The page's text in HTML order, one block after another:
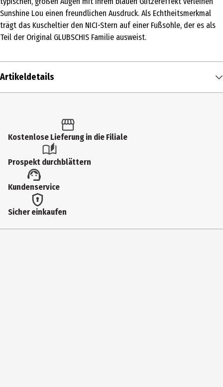
Sunshine Lou einen freundlichen Ausdruck. Als Echtheitsmerkmal
trägt das Kuscheltier den NICI-Stern auf einer Fußsohle, der es als
Teil der Original GLUBSCHIS Familie ausweist.
Artikeldetails
Produkttyp
Kuschelartikel
plushToyPosture
Schlenkernd
Kostenlose Lieferung in die Filiale
Prospekt durchblättern
Kundenservice
Sicher einkaufen